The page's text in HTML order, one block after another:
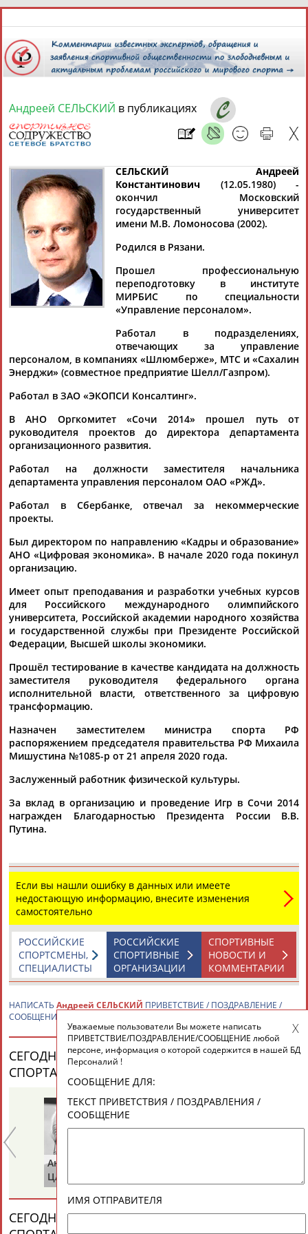
6 августа 2026 года,05:20
1персона
Андреей
СЕЛЬСКИЙ
Ваш запрос: "Андреей СЕЛЬСКИЙ"
ТАБЛО АКТИВНОСТИ
ЦЕЛИ ПРОЕКТА КОНТАКТЫ НАШИ КНОПКИ РЕКЛАМА
Вопросы сотрудничества и совместной деятельностиinform@infosport.ru
© Стадион, 1998-2026
Разработка и поддержка ООО НАИТ «Стадион»
Адресов в новостной рассылке: 996
Подпишись
Андреей СЕЛЬСКИЙ в публикациях
СЕЛЬСКИЙ Андреей
Константинович (12.05.1980) -
окончил Московский
государственный университет
имени М.В. Ломоносова (2002).
Родился в Рязани.
Прошел профессиональную
переподготовку в институте
МИРБИС по специальности
«Управление персоналом».
Работал в подразделениях,
отвечающих за управление
персоналом, в компаниях «Шлюмберже», МТС и «Сахалин
Энерджи» (совместное предприятие Шелл/Газпром).
Работал в ЗАО «ЭКОПСИ Консалтинг».
В АНО Оргкомитет «Сочи 2014» прошел путь от
руководителя проектов до директора департамента
организационного развития.
Работал на должности заместителя начальника
департамента управления персоналом ОАО «РЖД».
Работал в Сбербанке, отвечал за некоммерческие
проекты.
Был директором по направлению «Кадры и образование»
АНО «Цифровая экономика». В начале 2020 года покинул
организацию.
Имеет опыт преподавания и разработки учебных курсов
для Российского международного олимпийского
университета, Российской академии народного хозяйства
и государственной службы при Президенте Российской
Федерации, Высшей школы экономики.
Прошёл тестирование в качестве кандидата на должность
заместителя руководителя федерального органа
исполнительной власти, ответственного за цифровую
трансформацию.
Назначен заместителем министра спорта РФ
распоряжением председателя правительства РФ Михаила
Мишустина №1085-р от 21 апреля 2020 года.
Заслуженный работник физической культуры.
За вклад в организацию и проведение Игр в Сочи 2014
награжден Благодарностью Президента России В.В.
Путина.
Если вы нашли ошибку в данных или имеете
недостающую информацию, внесите изменения
самостоятельно
СПОРТИВНЫЕ
НОВОСТИ И
КОММЕНТАРИИ
РОССИЙСКИЕ
СПОРТИВНЫЕ
ОРГАНИЗАЦИИ
РОССИЙСКИЕ
СПОРТСМЕНЫ,
СПЕЦИАЛИСТЫ
НАПИСАТЬ Андреей СЕЛЬСКИЙ ПРИВЕТСТВИЕ / ПОЗДРАВЛЕНИЕ /
СООБЩЕНИЕ
СЕГОДНЯ ДЕНЬ РОЖДЕНИЯ У ПЕРСОН ИЗ МИРА
СПОРТА (35 ПЕРСОНАЛИЙ)
Анатолий
ЦАРИК
СЕГОДНЯ ДЕНЬ ПАМЯТИ У ПЕРСОН ИЗ МИРА
Уважаемые пользователи Вы можете написать
ПРИВЕТСТВИЕ/ПОЗДРАВЛЕНИЕ/СООБЩЕНИЕ любой
персоне, информация о которой содержится в нашей БД
Персоналий !
СООБЩЕНИЕ ДЛЯ:
ТЕКСТ ПРИВЕТСТВИЯ / ПОЗДРАВЛЕНИЯ /
СООБЩЕНИЕ
ИМЯ ОТПРАВИТЕЛЯ